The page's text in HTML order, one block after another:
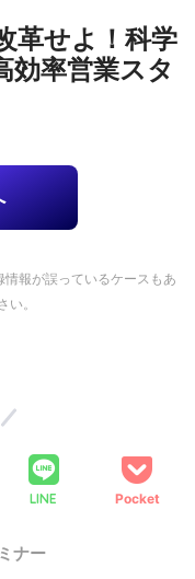
革せよ！科学
効率営業スタ
報が誤っているケースもあ
。
LINE Pocket
ナー